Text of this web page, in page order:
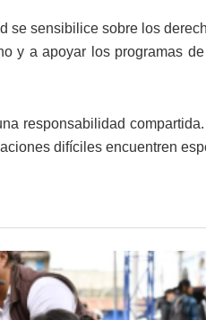
se sensibilice sobre los
y a apoyar los programas
responsabilidad
difíciles encuentren